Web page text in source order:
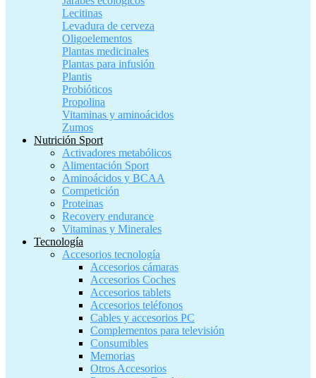
Lecitinas
Levadura de cerveza
Oligoelementos
Plantas medicinales
Plantas para infusión
Plantis
Probióticos
Propolina
Vitaminas y aminoácidos
Zumos
Nutrición Sport
Activadores metabólicos
Alimentación Sport
Aminoácidos y BCAA
Competición
Proteinas
Recovery endurance
Vitaminas y Minerales
Tecnología
Accesorios tecnología
Accesorios cámaras
Accesorios Coches
Accesorios tablets
Accesorios teléfonos
Cables y accesorios PC
Complementos para televisión
Consumibles
Memorias
Otros Accesorios